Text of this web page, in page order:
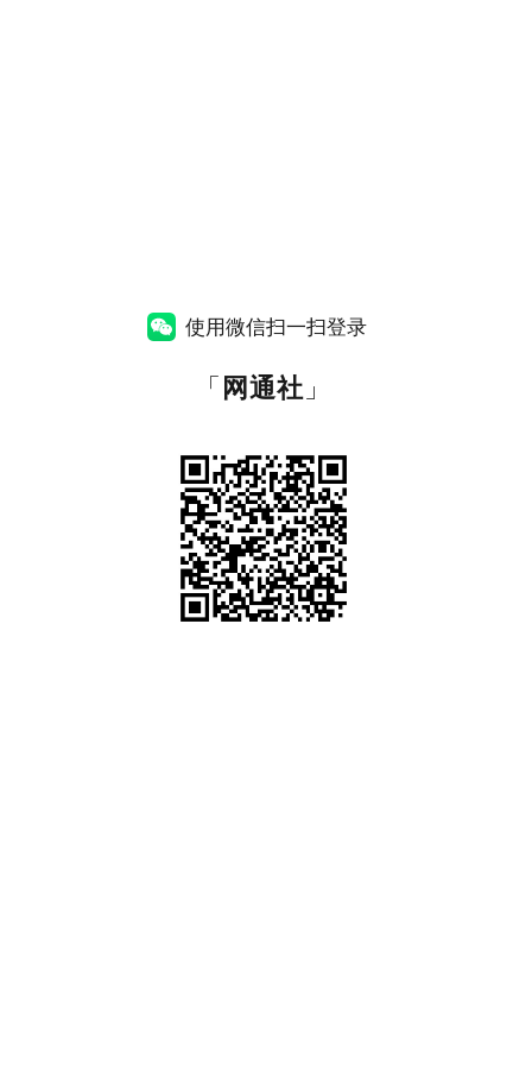
使用微信扫一扫登录
「 网通社 」